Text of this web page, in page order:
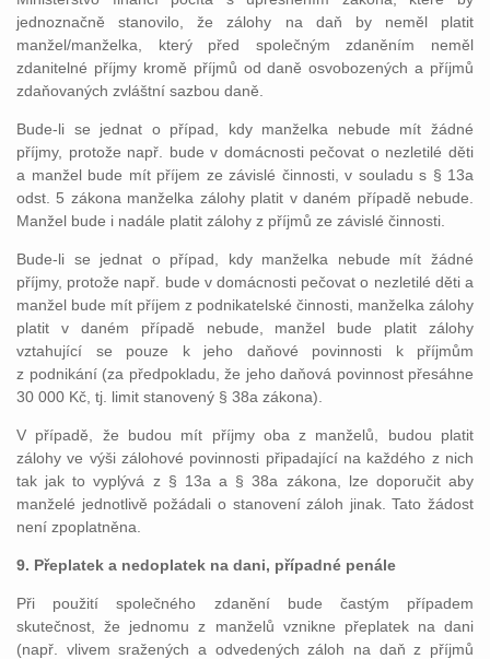
jednoznačně stanovilo, že zálohy na daň by neměl platit
manžel/manželka, který před společným zdaněním neměl
zdanitelné příjmy kromě příjmů od daně osvobozených a příjmů
zdaňovaných zvláštní sazbou daně.
Bude-li se jednat o případ, kdy manželka nebude mít žádné
příjmy, protože např. bude v domácnosti pečovat o nezletilé děti
a manžel bude mít příjem ze závislé činnosti, v souladu s § 13a
odst. 5 zákona manželka zálohy platit v daném případě nebude.
Manžel bude i nadále platit zálohy z příjmů ze závislé činnosti.
Bude-li se jednat o případ, kdy manželka nebude mít žádné
příjmy, protože např. bude v domácnosti pečovat o nezletilé děti a
manžel bude mít příjem z podnikatelské činnosti, manželka zálohy
platit v daném případě nebude, manžel bude platit zálohy
vztahující se pouze k jeho daňové povinnosti k příjmům
z podnikání (za předpokladu, že jeho daňová povinnost přesáhne
30 000 Kč, tj. limit stanovený § 38a zákona).
V případě, že budou mít příjmy oba z manželů, budou platit
zálohy ve výši zálohové povinnosti připadající na každého z nich
tak jak to vyplývá z § 13a a § 38a zákona, lze doporučit aby
manželé jednotlivě požádali o stanovení záloh jinak. Tato žádost
není zpoplatněna.
9. Přeplatek a nedoplatek na dani, případné penále
Při použití společného zdanění bude častým případem
skutečnost, že jednomu z manželů vznikne přeplatek na dani
(např. vlivem sražených a odvedených záloh na daň z příjmů